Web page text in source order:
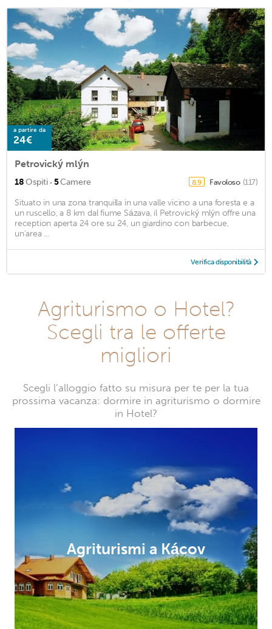
a partire da
24€
Petrovický mlýn
18Ospiti · 5Camere 8,9 Favoloso (117)
Situato in una zona tranquilla in una valle vicino a una foresta e a
un ruscello, a 8 km dal fiume Sázava, il Petrovický mlýn offre una
reception aperta 24 ore su 24, un giardino con barbecue,
un'area ...
Verifica disponibilità
Agriturismo o Hotel?
Scegli tra le offerte
migliori
Scegli l’alloggio fatto su misura per te per la tua
prossima vacanza: dormire in agriturismo o dormire
in Hotel?
Agriturismi a Kácov